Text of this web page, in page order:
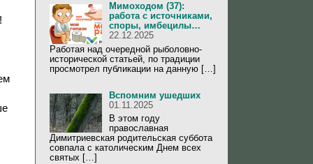
Мимоходом (37):
работа с источниками,
споры, имбецилы…
22.12.2025
Работая над очередной рыболовно-
исторической статьей, по традиции
просмотрел публикации на данную […]
Вспомним ушедших
01.11.2025
В этом году
православная
Димитриевская родительская суббота
совпала с католическим Днем всех
святых […]